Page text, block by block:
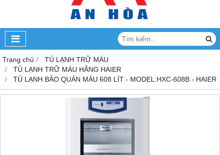
Trang chủ
TỦ LẠNH TRỮ MÁU
TỦ LẠNH TRỮ MÁU HÃNG HAIER
TỦ LẠNH BẢO QUẢN MÁU 608 LÍT - MODEL:HXC-608B - HAIER